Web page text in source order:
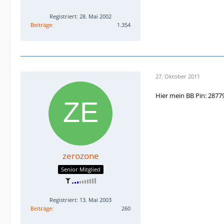
Registriert: 28. Mai 2002
Beiträge
1.354
zerozone
Senior Mitglied
Registriert: 13. Mai 2003
Beiträge
260
27. Oktober 2011
Hier mein BB Pin: